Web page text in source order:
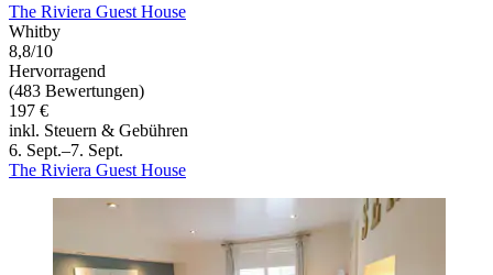
The Riviera Guest House
Whitby
8,8/10
Hervorragend
(483 Bewertungen)
197 €
inkl. Steuern & Gebühren
6. Sept.–7. Sept.
The Riviera Guest House